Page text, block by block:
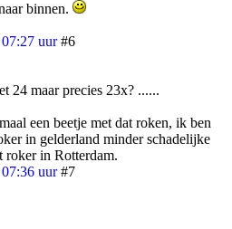
binnen.
uur #6
24 maar precies 23x? ......
een beetje met dat roken, ik ben
in gelderland minder schadelijke
roker in Rotterdam.
uur #7